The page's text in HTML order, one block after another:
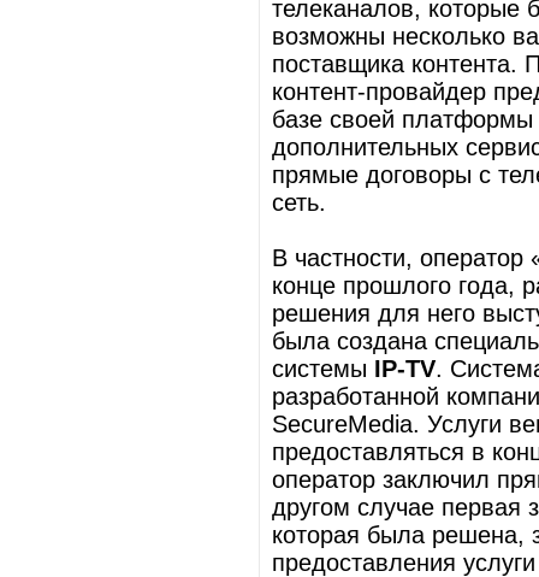
телеканалов, которые
возможны несколько
поставщика контента.
контент-провайдер
базе своей
дополнительных
прямые договоры с
сеть.
В частности, оператор
конце прошлого года,
решения для него
была создана
системы IP-TV.
разработанной
SecureMedia. Услуги
предоставляться в
оператор заключил
другом случае первая
которая была решена,
предоставления